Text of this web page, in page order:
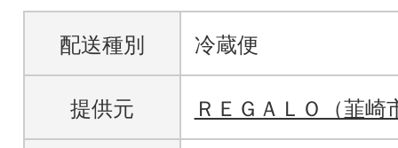
配送種別 冷蔵便
提供元 ＲＥＧＡＬＯ（韮崎